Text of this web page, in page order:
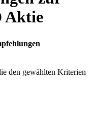
Aktie
den gewählten Kriterien